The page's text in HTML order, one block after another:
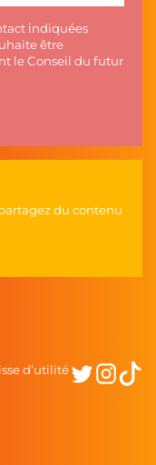
indiquées
être
le Conseil du futur
du contenu
d’utilité